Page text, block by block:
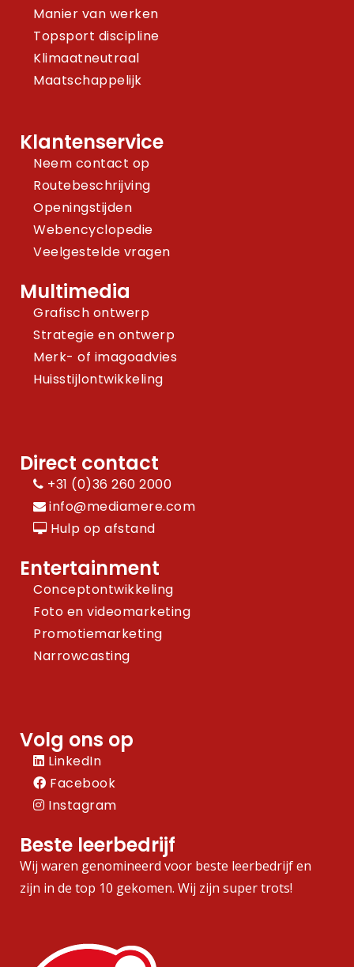
Manier van werken
Topsport discipline
Klimaatneutraal
Maatschappelijk
Klantenservice
Neem contact op
Routebeschrijving
Openingstijden
Webencyclopedie
Veelgestelde vragen
Multimedia
Grafisch ontwerp
Strategie en ontwerp
Merk- of imagoadvies
Huisstijlontwikkeling
Direct contact
+31 (0)36 260 2000
info@mediamere.com
Hulp op afstand
Entertainment
Conceptontwikkeling
Foto en videomarketing
Promotiemarketing
Narrowcasting
Volg ons op
LinkedIn
Facebook
Instagram
Beste leerbedrijf
Wij waren genomineerd voor beste leerbedrijf en
zijn in de top 10 gekomen. Wij zijn super trots!